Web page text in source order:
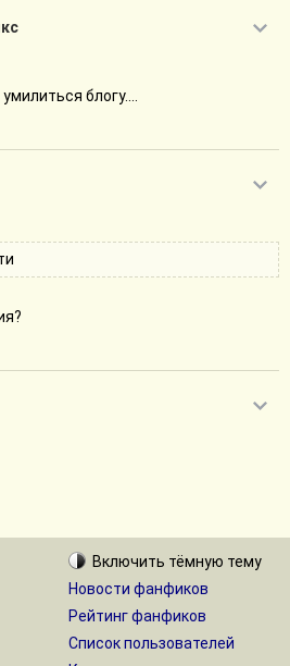
блогу....
Включить тёмную тему
Новости фанфиков
Рейтинг фанфиков
Список пользователей